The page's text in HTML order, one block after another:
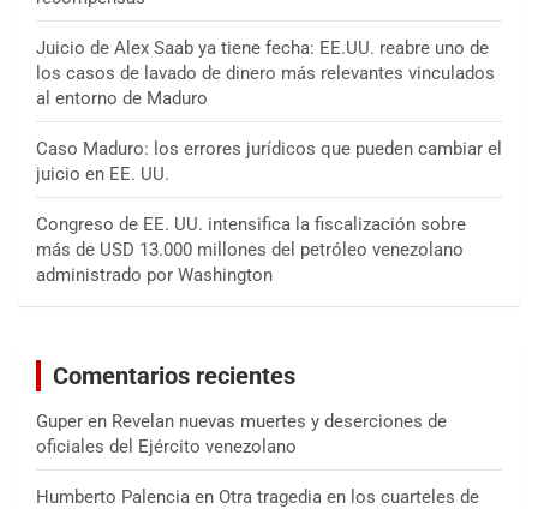
Juicio de Alex Saab ya tiene fecha: EE.UU. reabre uno de
los casos de lavado de dinero más relevantes vinculados
al entorno de Maduro
Caso Maduro: los errores jurídicos que pueden cambiar el
juicio en EE. UU.
Congreso de EE. UU. intensifica la fiscalización sobre
más de USD 13.000 millones del petróleo venezolano
administrado por Washington
Comentarios recientes
Guper en Revelan nuevas muertes y deserciones de
oficiales del Ejército venezolano
Humberto Palencia en Otra tragedia en los cuarteles de